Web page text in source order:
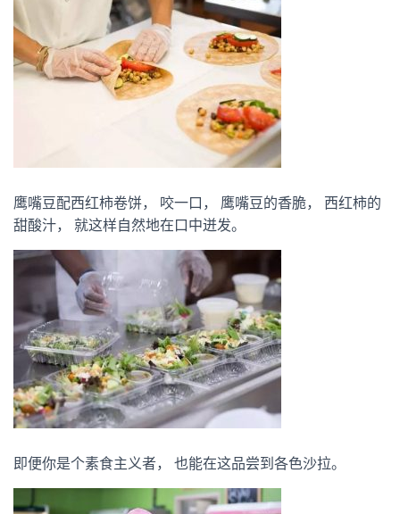
鹰嘴豆配西红柿卷饼， 咬一口， 鹰嘴豆的香脆， 西红柿的
甜酸汁， 就这样自然地在口中迸发。
即便你是个素食主义者， 也能在这品尝到各色沙拉。